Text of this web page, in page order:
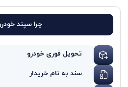
چرا سپند
تحویل فوری خودرو
سند به نام خریدار